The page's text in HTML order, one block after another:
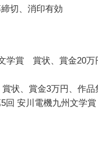
切、消印有効
学賞 賞状、賞金20万
状、賞金3万円、作品
回 安川電機九州文学賞